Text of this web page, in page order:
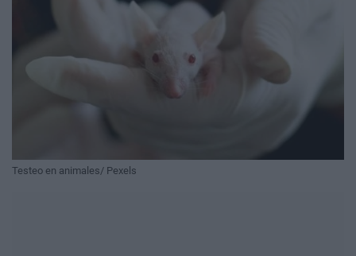
Testeo en animales/ Pexels